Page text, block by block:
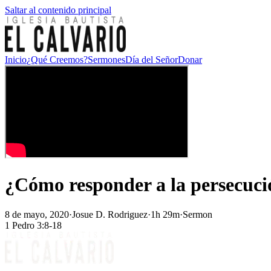
Saltar al contenido principal
Inicio¿Qué Creemos?SermonesDía del SeñorDonar
¿Cómo responder a la
8 de mayo, 2020·Josue D. Rodriguez·1h 29m·Sermon
1 Pedro 3:8-18